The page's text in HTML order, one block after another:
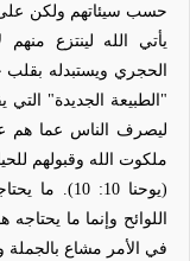
حسب سيئاتهم ولكن
يأتي الله لينتزع
الحجري ويستبدله
"الطبيعة الجديدة"
ليصرف الناس عما هم
ملكوت الله وقبولهم
(يوحنا 10:
اللوائح وإنما ما
في الأمر مشاع بالجملة